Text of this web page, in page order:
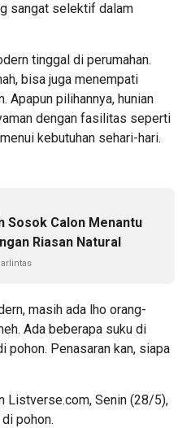
sangat selektif dalam
tinggal di perumahan.
bisa juga menempati
Apapun pilihannya, hunian
dengan fasilitas seperti
kebutuhan sehari-hari.
Sosok Calon Menantu
Riasan Natural
masih ada lho orang-
Ada beberapa suku di
pohon. Penasaran kan, siapa
Listverse.com, Senin (28/5),
pohon.